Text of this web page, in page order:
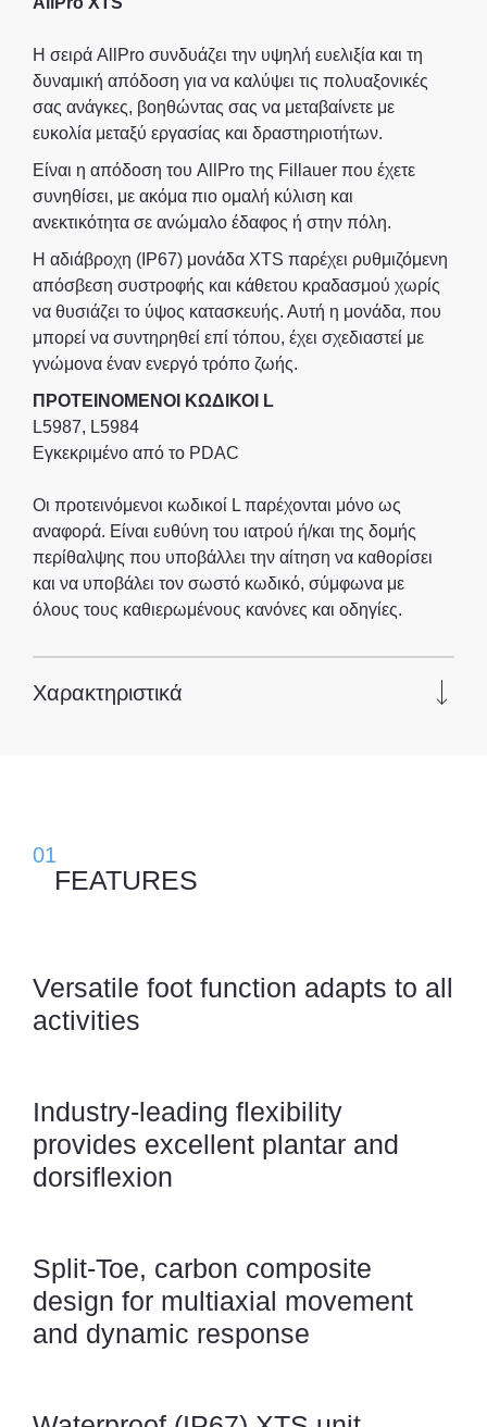
Η σειρά AllPro συνδυάζει την υψηλή ευελιξία και τη
δυναμική απόδοση για να καλύψει τις πολυαξονικές
σας ανάγκες, βοηθώντας σας να μεταβαίνετε με
ευκολία μεταξύ εργασίας και δραστηριοτήτων.
Είναι η απόδοση του AllPro της Fillauer που έχετε
συνηθίσει, με ακόμα πιο ομαλή κύλιση και
ανεκτικότητα σε ανώμαλο έδαφος ή στην πόλη.
Η αδιάβροχη (IP67) μονάδα XTS παρέχει ρυθμιζόμενη
απόσβεση συστροφής και κάθετου κραδασμού χωρίς
να θυσιάζει το ύψος κατασκευής. Αυτή η μονάδα, που
μπορεί να συντηρηθεί επί τόπου, έχει σχεδιαστεί με
γνώμονα έναν ενεργό τρόπο ζωής.
ΠΡΟΤΕΙΝΟΜΕΝΟΙ ΚΩΔΙΚΟΙ L
L5987, L5984
Εγκεκριμένο από το PDAC
Οι προτεινόμενοι κωδικοί L παρέχονται μόνο ως
αναφορά. Είναι ευθύνη του ιατρού ή/και της δομής
περίθαλψης που υποβάλλει την αίτηση να καθορίσει
και να υποβάλει τον σωστό κωδικό, σύμφωνα με
όλους τους καθιερωμένους κανόνες και οδηγίες.
Χαρακτηριστικά
FEATURES
01
Versatile foot function adapts to all
activities
Industry-leading flexibility
provides excellent plantar and
dorsiflexion
Split-Toe, carbon composite
design for multiaxial movement
and dynamic response